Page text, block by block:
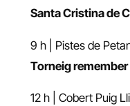
Santa Cristina de
9 h | Pistes de
Torneig
12 h | Cobert Puig